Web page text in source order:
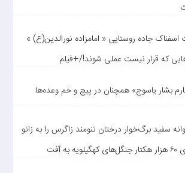
جاده روستایی « امامزاده نورالدین(ع) »
که قرار نیست عملی شوند!/+فیلم
بشار یاسوج» همچنان در پیچ و خم وعده‌ها
سفید برگ‌خوار درختان تنومند زاگرس را به زانو